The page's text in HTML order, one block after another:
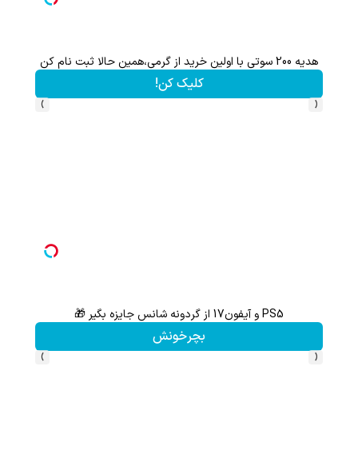
هدیه 200 سوتی با اولین خرید از گرمی،همین حالا ثبت نام کن
کلیک کن!
‹
›
PS5 و آیفون17 از گردونه شانس جایزه بگیر 🎁
بچرخونش
‹
›